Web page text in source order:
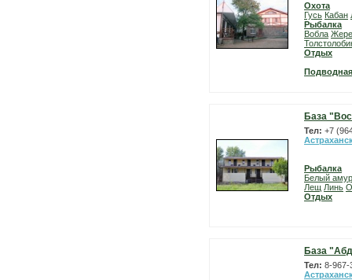
Охота
Гусь Кабан
Рыбалка
Вобла
Отдых
База
Тел: +7
Рыбалка
Белый амур
Лещ Линь
Отдых
База
Тел: 8-967-